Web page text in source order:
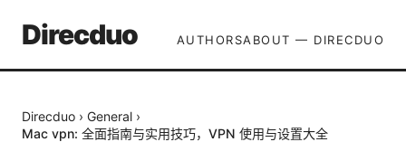
Direcduo AUTHORSABOUT — DIRECDUO
Direcduo › General ›
Mac vpn: 全面指南与实用技巧，VPN 使用与设置大全